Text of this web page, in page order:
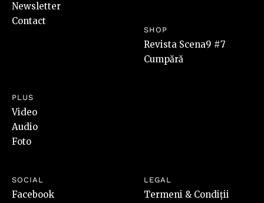
Newsletter
Contact
SHOP
Revista Scena9 #7
Cumpără
PLUS
Video
Audio
Foto
SOCIAL
Facebook
LEGAL
Termeni & Condiții